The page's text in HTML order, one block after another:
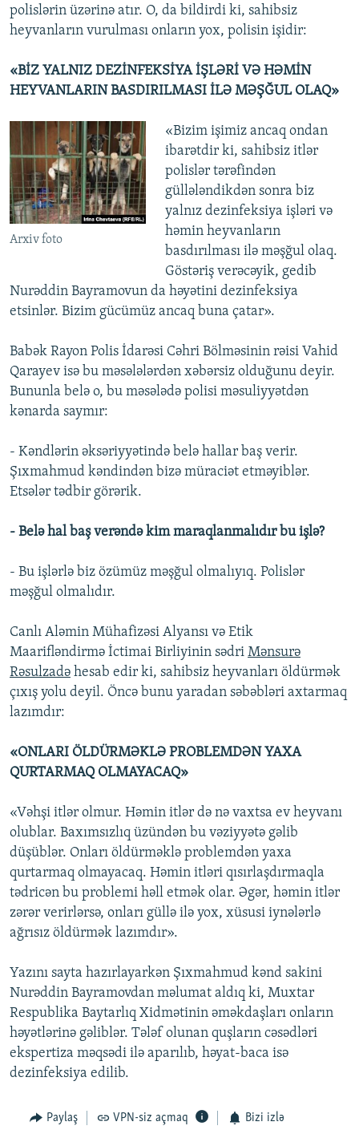
polislərin üzərinə atır. O, da bildirdi ki, sahibsiz
heyvanların vurulması onların yox, polisin işidir:
«BİZ YALNIZ DEZİNFEKSİYA İŞLƏRİ VƏ HƏMİN
HEYVANLARIN BASDIRILMASI İLƏ MƏŞĞUL OLAQ»
Arxiv foto
«Bizim işimiz ancaq ondan
ibarətdir ki, sahibsiz itlər
polislər tərəfindən
güllələndikdən sonra biz
yalnız dezinfeksiya işləri və
həmin heyvanların
basdırılması ilə məşğul olaq.
Göstəriş verəcəyik, gedib
Nurəddin Bayramovun da həyətini dezinfeksiya
etsinlər. Bizim gücümüz ancaq buna çatar».
Babək Rayon Polis İdarəsi Cəhri Bölməsinin rəisi Vahid
Qarayev isə bu məsələlərdən xəbərsiz olduğunu deyir.
Bununla belə o, bu məsələdə polisi məsuliyyətdən
kənarda saymır:
- Kəndlərin əksəriyyətində belə hallar baş verir.
Şıxmahmud kəndindən bizə müraciət etməyiblər.
Etsələr tədbir görərik.
- Belə hal baş verəndə kim maraqlanmalıdır bu işlə?
- Bu işlərlə biz özümüz məşğul olmalıyıq. Polislər
məşğul olmalıdır.
Canlı Aləmin Mühafizəsi Alyansı və Etik
Maarifləndirmə İctimai Birliyinin sədri Mənsurə
Rəsulzadə hesab edir ki, sahibsiz heyvanları öldürmək
çıxış yolu deyil. Öncə bunu yaradan səbəbləri axtarmaq
lazımdır:
«ONLARI ÖLDÜRMƏKLƏ PROBLEMDƏN YAXA
QURTARMAQ OLMAYACAQ»
«Vəhşi itlər olmur. Həmin itlər də nə vaxtsa ev heyvanı
olublar. Baxımsızlıq üzündən bu vəziyyətə gəlib
düşüblər. Onları öldürməklə problemdən yaxa
qurtarmaq olmayacaq. Həmin itləri qısırlaşdırmaqla
tədricən bu problemi həll etmək olar. Əgər, həmin itlər
zərər verirlərsə, onları güllə ilə yox, xüsusi iynələrlə
ağrısız öldürmək lazımdır».
Yazını sayta hazırlayarkən Şıxmahmud kənd sakini
Nurəddin Bayramovdan məlumat aldıq ki, Muxtar
Respublika Baytarlıq Xidmətinin əməkdaşları onların
həyətlərinə gəliblər. Tələf olunan quşların cəsədləri
ekspertiza məqsədi ilə aparılıb, həyat-baca isə
dezinfeksiya edilib.
Paylaş VPN-siz açmaq Bizi izlə